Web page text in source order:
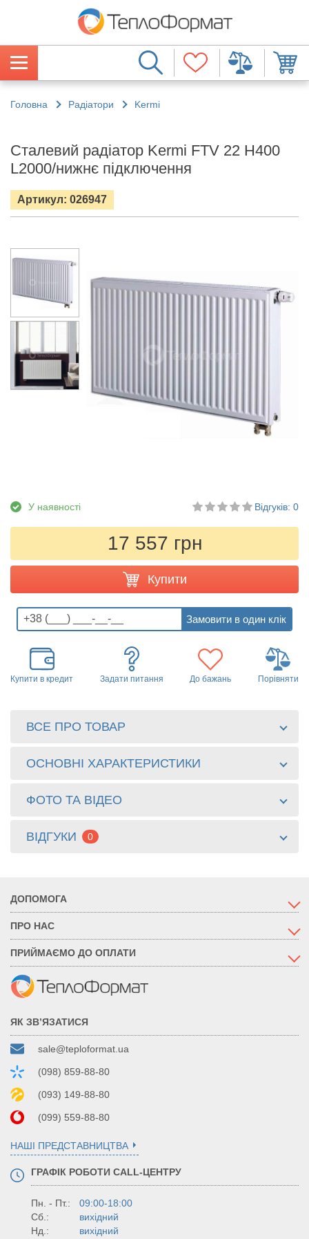
Головна Радіатори Kermi
Сталевий радіатор Kermi FTV 22 H400
L2000/нижнє підключення
Артикул: 026947
У наявності Відгуків: 0
17 557 грн
Купити
Купити в кредит Задати питання До бажань Порівняти
ВСЕ ПРО ТОВАР
ОСНОВНІ ХАРАКТЕРИСТИКИ
ФОТО ТА ВІДЕО
ВІДГУКИ 0
ДОПОМОГА
ПРО НАС
ПРИЙМАЄМО ДО ОПЛАТИ
ЯК ЗВ’ЯЗАТИСЯ
sale@teploformat.ua
(098) 859-88-80
(093) 149-88-80
(099) 559-88-80
НАШІ ПРЕДСТАВНИЦТВА
ГРАФІК РОБОТИ CALL-ЦЕНТРУ
Пн. - Пт.:
09:00-18:00
Сб.:
вихідний
Нд.:
вихідний